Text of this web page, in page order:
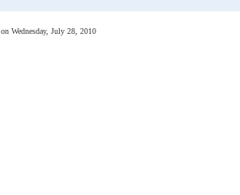
on Wednesday, July 28, 2010